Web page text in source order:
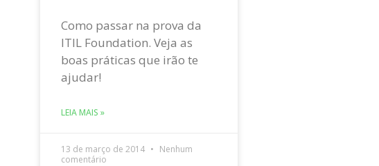
Como passar na prova da
ITIL Foundation. Veja as
boas práticas que irão te
ajudar!
LEIA MAIS »
13 de março de 2014
Nenhum
comentário